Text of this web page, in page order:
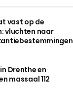
vast op de
vluchten naar
Drenthe en
massaal 112